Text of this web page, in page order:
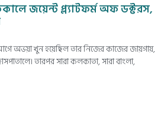
জয়েন্ট প্ল্যাটফর্ম অফ ডক্টরস,
অভয়া খুন হয়েছিল তার নিজের কাজের জায়গায়,
তারপর সারা কলকাতা, সারা বাংলা,